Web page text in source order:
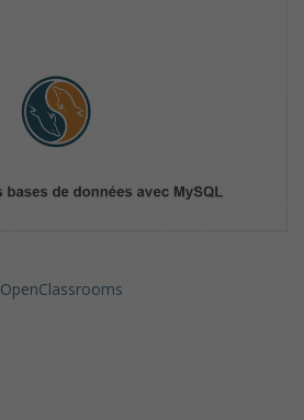
OpenClassrooms